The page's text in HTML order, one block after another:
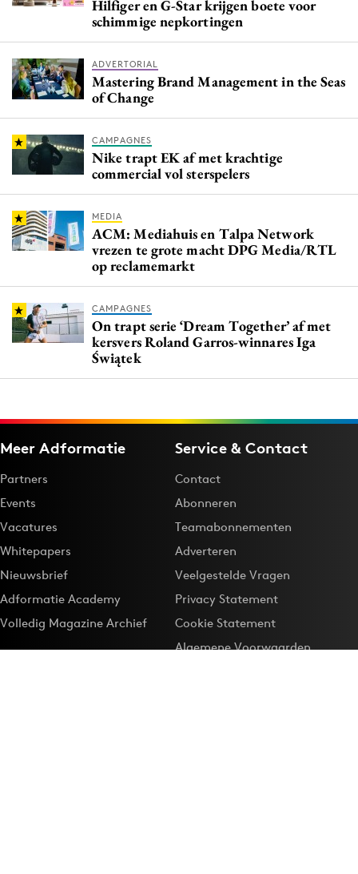
Hilfiger en G-Star krijgen boete voor
schimmige nepkortingen
ADVERTORIAL
Mastering Brand Management in the Seas
of Change
CAMPAGNES
Nike trapt EK af met krachtige
commercial vol sterspelers
MEDIA
ACM: Mediahuis en Talpa Network
vrezen te grote macht DPG Media/RTL
op reclamemarkt
CAMPAGNES
On trapt serie ‘Dream Together’ af met
kersvers Roland Garros-winnares Iga
Świątek
Meer Adformatie
Partners
Events
Vacatures
Whitepapers
Nieuwsbrief
Adformatie Academy
Volledig Magazine Archief
Service & Contact
Contact
Abonneren
Teamabonnementen
Adverteren
Veelgestelde Vragen
Privacy Statement
Cookie Statement
Algemene Voorwaarden